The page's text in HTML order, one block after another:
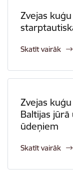
Zvejas
Skatīt vairāk
Zvejas
Baltijas jūrā
ūdeņiem
Skatīt vairāk